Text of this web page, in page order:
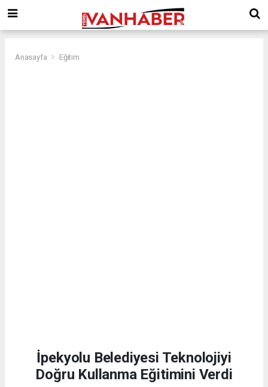
Anasayfa Eğitim
İpekyolu Belediyesi Teknolojiyi
Doğru Kullanma Eğitimini Verdi